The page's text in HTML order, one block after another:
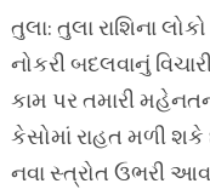
તુલા: તુલા રાશિના
નોકરી બદલવાનું
કામ પર તમારી
કેસોમાં રાહત મળી
નવા સ્ત્રોત ઉભરી